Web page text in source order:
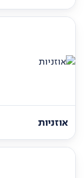
אוזניות